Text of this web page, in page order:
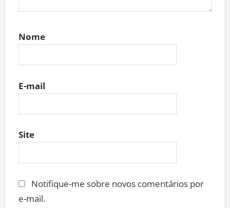
Nome
E-mail
Site
Notifique-me sobre novos comentários por
e-mail.